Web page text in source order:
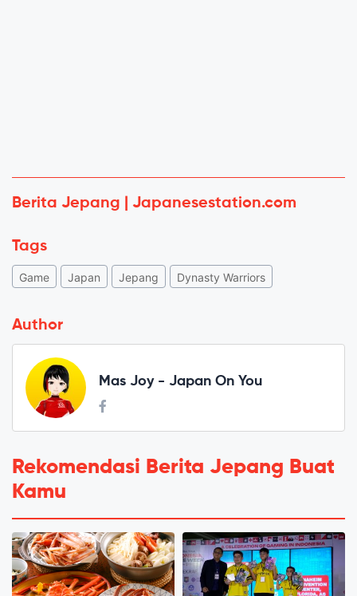
Berita Jepang | Japanesestation.com
Tags
Game Japan Jepang Dynasty Warriors
Author
Mas Joy - Japan On You
Rekomendasi Berita Jepang Buat
Kamu